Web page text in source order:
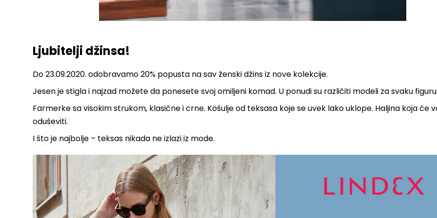
Ljubitelji džinsa!
Do 23.09.2020. odobravamo 20% popusta na sav ženski džins iz nove kolekcije.
Jesen je stigla i najzad možete da ponesete svoj omiljeni komad. U ponudi su različiti modeli za svaku
Farmerke sa visokim strukom, klasične i crne. Košulje od teksasa koje se uvek lako uklope. Haljina koja će
oduševiti.
I što je najbolje – teksas nikada ne izlazi iz mode.